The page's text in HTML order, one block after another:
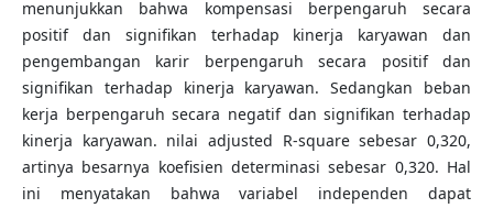
menunjukkan bahwa kompensasi berpengaruh secara
positif dan signifikan terhadap kinerja karyawan dan
pengembangan karir berpengaruh secara positif dan
signifikan terhadap kinerja karyawan. Sedangkan beban
kerja berpengaruh secara negatif dan signifikan terhadap
kinerja karyawan. nilai adjusted R-square sebesar 0,320,
artinya besarnya koefisien determinasi sebesar 0,320. Hal
ini menyatakan bahwa variabel independen dapat